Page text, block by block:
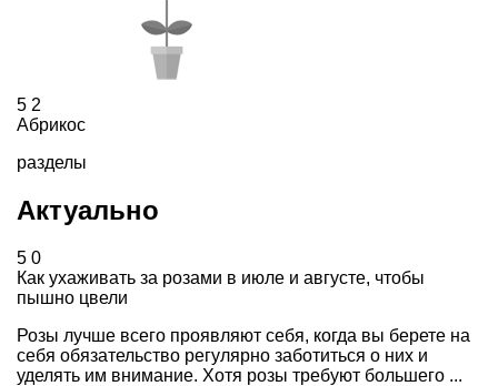
5 2
Абрикос
разделы
Актуально
5 0
Как ухаживать за розами в июле и августе, чтобы
пышно цвели
Розы лучше всего проявляют себя, когда вы берете на
себя обязательство регулярно заботиться о них и
уделять им внимание. Хотя розы требуют большего ...